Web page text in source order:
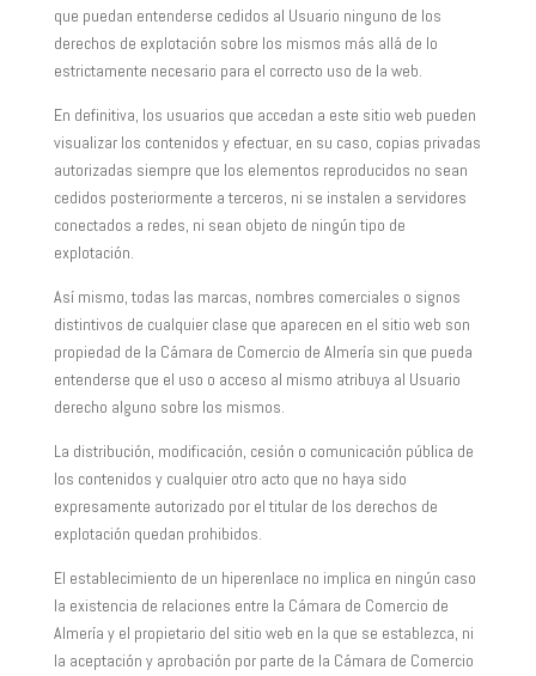
que puedan entenderse cedidos al Usuario ninguno de los
derechos de explotación sobre los mismos más allá de lo
estrictamente necesario para el correcto uso de la web.
En definitiva, los usuarios que accedan a este sitio web pueden
visualizar los contenidos y efectuar, en su caso, copias privadas
autorizadas siempre que los elementos reproducidos no sean
cedidos posteriormente a terceros, ni se instalen a servidores
conectados a redes, ni sean objeto de ningún tipo de
explotación.
Así mismo, todas las marcas, nombres comerciales o signos
distintivos de cualquier clase que aparecen en el sitio web son
propiedad de la Cámara de Comercio de Almería sin que pueda
entenderse que el uso o acceso al mismo atribuya al Usuario
derecho alguno sobre los mismos.
La distribución, modificación, cesión o comunicación pública de
los contenidos y cualquier otro acto que no haya sido
expresamente autorizado por el titular de los derechos de
explotación quedan prohibidos.
El establecimiento de un hiperenlace no implica en ningún caso
la existencia de relaciones entre la Cámara de Comercio de
Almería y el propietario del sitio web en la que se establezca, ni
la aceptación y aprobación por parte de la Cámara de Comercio